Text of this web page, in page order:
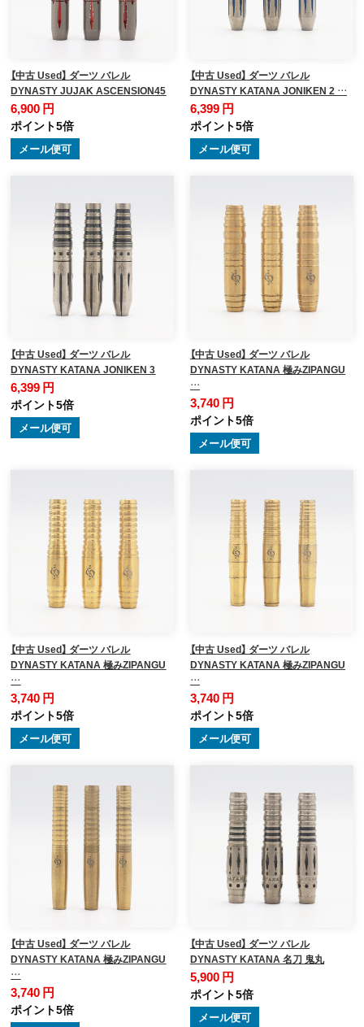
【中古 Used】 ダーツ バレル
DYNASTY JUJAK ASCENSION45
6,900 円
ポイント5倍
メール便可
【中古 Used】 ダーツ バレル
DYNASTY KATANA JONIKEN 2 …
6,399 円
ポイント5倍
メール便可
【中古 Used】 ダーツ バレル
DYNASTY KATANA JONIKEN 3
6,399 円
ポイント5倍
メール便可
【中古 Used】 ダーツ バレル
DYNASTY KATANA 極みZIPANGU
…
3,740 円
ポイント5倍
メール便可
【中古 Used】 ダーツ バレル
DYNASTY KATANA 極みZIPANGU
…
3,740 円
ポイント5倍
メール便可
【中古 Used】 ダーツ バレル
DYNASTY KATANA 極みZIPANGU
…
3,740 円
ポイント5倍
メール便可
【中古 Used】 ダーツ バレル
DYNASTY KATANA 極みZIPANGU
…
3,740 円
ポイント5倍
【中古 Used】 ダーツ バレル
DYNASTY KATANA 名刀 鬼丸
5,900 円
ポイント5倍
メール便可